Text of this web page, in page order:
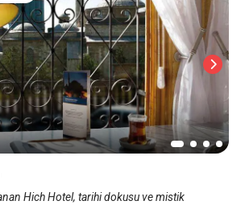
Hich Hotel, tarihi dokusu ve mistik